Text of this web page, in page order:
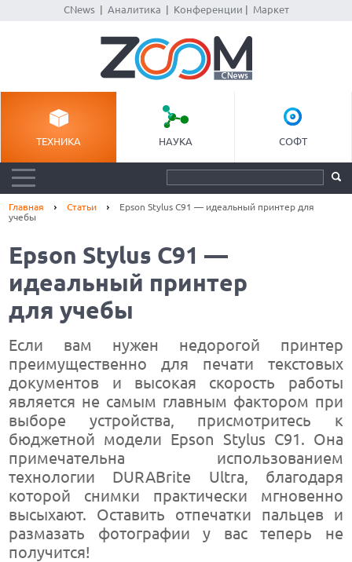
CNews| Аналитика Конференции Маркет
ТЕХНИКА НАУКА СОФТ
Главная Статьи
Epson Stylus C91 — идеальный принтер для
учебы
Epson Stylus C91 —
идеальный принтер
для учебы
Если вам нужен недорогой принтер
преимущественно для печати текстовых
документов и высокая скорость работы
является не самым главным фактором при
выборе устройства, присмотритесь к
бюджетной модели Epson Stylus C91. Она
примечательна использованием
технологии DURABrite Ultra, благодаря
которой снимки практически мгновенно
высыхают. Оставить отпечатки пальцев и
размазать фотографии у вас теперь не
получится!